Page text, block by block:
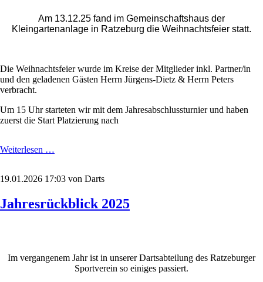
Am 13.12.25 fand im Gemeinschaftshaus der
Kleingartenanlage in Ratzeburg die Weihnachtsfeier statt.
Die Weihnachtsfeier wurde im Kreise der Mitglieder inkl. Partner/in
und den geladenen Gästen Herrn Jürgens-Dietz & Herrn Peters
verbracht.
Um 15 Uhr starteten wir mit dem Jahresabschlussturnier und haben
zuerst die Start Platzierung nach
Weiterlesen …
19.01.2026 17:03 von Darts
Jahresrückblick 2025
Im vergangenem Jahr ist in unserer Dartsabteilung des Ratzeburger
Sportverein so einiges passiert.